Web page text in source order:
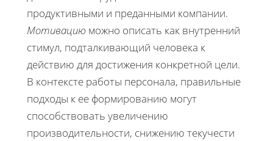
продуктивными и преданными компании.
Мотивацию можно описать как внутренний
стимул, подталкивающий человека к
действию для достижения конкретной цели.
В контексте работы персонала, правильные
подходы к ее формированию могут
способствовать увеличению
производительности, снижению текучести